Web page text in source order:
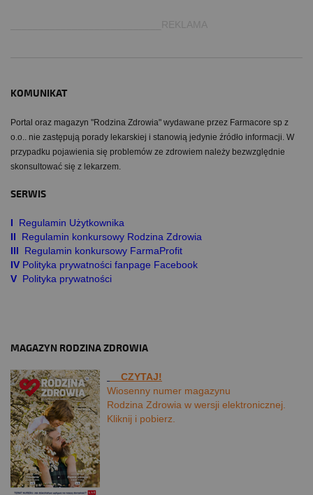
___________________________REKLAMA
KOMUNIKAT
Portal oraz magazyn "Rodzina Zdrowia" wydawane przez Farmacore sp z
o.o.. nie zastępują porady lekarskiej i stanowią jedynie źródło informacji. W
przypadku pojawienia się problemów ze zdrowiem należy bezwzględnie
skonsultować się z lekarzem.
SERWIS
I Regulamin Użytkownika
II
Regulamin konkursowy Rodzina Zdrowia
III
Regulamin konkursowy FarmaProfit
IV Polityka prywatności fanpage Facebook
V Polityka prywatności
MAGAZYN RODZINA ZDROWIA
CZYTAJ!
Wiosenny numer magazynu
Rodzina Zdrowia w wersji elektronicznej.
Kliknij i pobierz.